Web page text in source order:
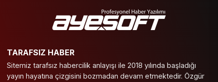
TARAFSIZ HABER
Sitemiz tarafsız habercilik anlayışı ile 2018 yılında başladığı
yayın hayatına çizgisini bozmadan devam etmektedir. Özgür